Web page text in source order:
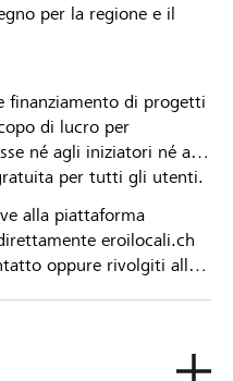
per la regione e il
finanziamento di progetti
di lucro per
né agli iniziatori né ai
per tutti gli utenti.
alla piattaforma
eroilocali.ch
oppure rivolgiti alla